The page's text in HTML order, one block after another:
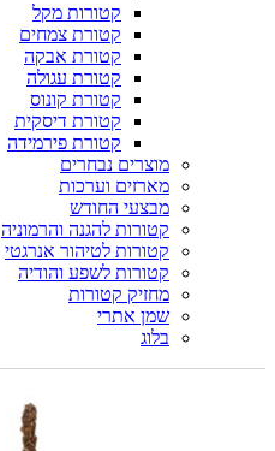
קטורות מקל
קטורת צמחים
קטורת אבקה
קטורת עגולה
קטורת קונוס
קטורת דיסקית
קטורת פירמידה
מוצרים נבחרים
מארזים וערכות
מבצעי החודש
קטורות להגנה והרמוניה
קטורות לטיהור אנרגטי
קטורות לשפע והודיה
מחזיק קטורות
שמן אתרי
בלוג